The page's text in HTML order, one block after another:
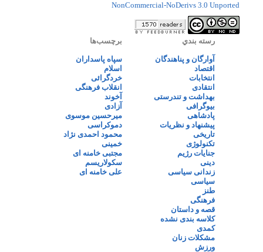
NonCommercial-NoDerivs 3.0 Unported
رسته بندي
آوارگان و پناهندگان
اقتصاد
انتخابات
انتقادی
بهداشت و تندرستی
بیوگرافی
پادشاهی
پیشنهاد و نظریات
تاریخی
تکنولوژی
جنایات رژیم
دینی
زندانی سیاسی
سیاسی
طنز
فرهنگی
قصه و داستان
کلاسه بندی نشده
کمدی
مشکلات زنان
ورزش
برچسب‌ها
سپاه پاسداران
اسلام
خردگرائی
انقلاب فرهنگی
آخوند
آزادی
میرحسین موسوی
دموکراسی
محمود احمدی نژاد
خمینی
مجتبی خامنه ای
سکولاریسم
علی خامنه ای